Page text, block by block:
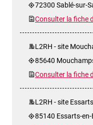
72300 Sablé-sur-
Consulter la fiche
L2RH - site
85640
Consulter la fiche
L2RH - site
85140 Essarts-